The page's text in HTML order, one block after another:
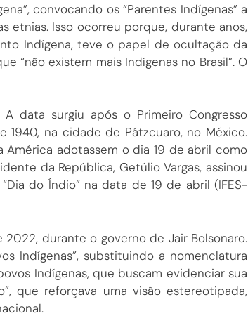
convocando os “Parentes Indígenas” a
etnias. Isso ocorreu porque, durante anos,
Indígena, teve o papel de ocultação da
“não existem mais Indígenas no Brasil”. O
data surgiu após o Primeiro Congresso
1940, na cidade de Pátzcuaro, no México.
adotassem o dia 19 de abril como
da República, Getúlio Vargas, assinou
do Índio” na data de 19 de abril (IFES-
durante o governo de Jair Bolsonaro.
Indígenas”, substituindo a nomenclatura
Indígenas, que buscam evidenciar sua
que reforçava uma visão estereotipada,